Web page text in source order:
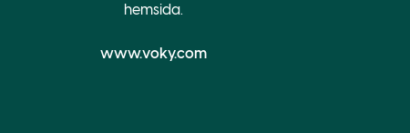
hemsida.
www.voky.com